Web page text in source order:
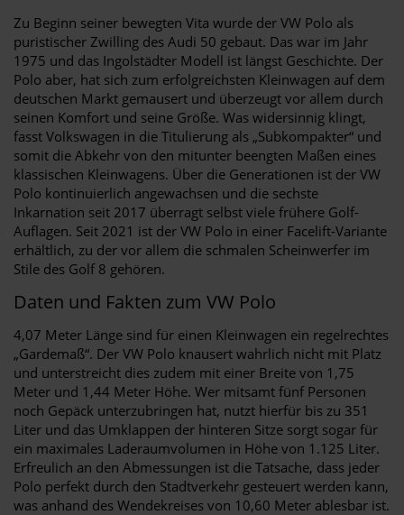
Zu Beginn seiner bewegten Vita wurde der VW Polo als
puristischer Zwilling des Audi 50 gebaut. Das war im Jahr
1975 und das Ingolstädter Modell ist längst Geschichte. Der
Polo aber, hat sich zum erfolgreichsten Kleinwagen auf dem
deutschen Markt gemausert und überzeugt vor allem durch
seinen Komfort und seine Größe. Was widersinnig klingt,
fasst Volkswagen in die Titulierung als „Subkompakter“ und
somit die Abkehr von den mitunter beengten Maßen eines
klassischen Kleinwagens. Über die Generationen ist der VW
Polo kontinuierlich angewachsen und die sechste
Inkarnation seit 2017 überragt selbst viele frühere Golf-
Auflagen. Seit 2021 ist der VW Polo in einer Facelift-Variante
erhältlich, zu der vor allem die schmalen Scheinwerfer im
Stile des Golf 8 gehören.
Daten und Fakten zum VW Polo
4,07 Meter Länge sind für einen Kleinwagen ein regelrechtes
„Gardemaß“. Der VW Polo knausert wahrlich nicht mit Platz
und unterstreicht dies zudem mit einer Breite von 1,75
Meter und 1,44 Meter Höhe. Wer mitsamt fünf Personen
noch Gepäck unterzubringen hat, nutzt hierfür bis zu 351
Liter und das Umklappen der hinteren Sitze sorgt sogar für
ein maximales Laderaumvolumen in Höhe von 1.125 Liter.
Erfreulich an den Abmessungen ist die Tatsache, dass jeder
Polo perfekt durch den Stadtverkehr gesteuert werden kann,
was anhand des Wendekreises von 10,60 Meter ablesbar ist.